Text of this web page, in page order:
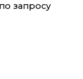
запросу